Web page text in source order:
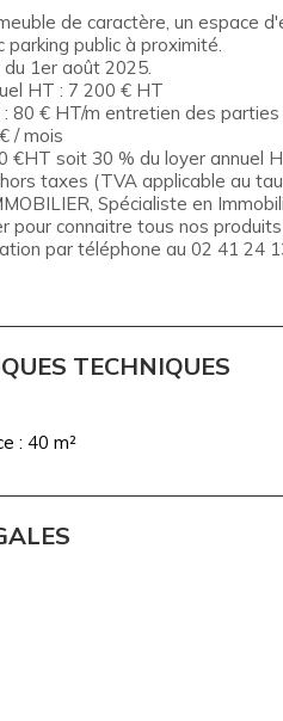
de caractère, un espace
public à proximité.
1er août 2025.
HT : 7 200 € HT
80 € HT/m entretien des parties
/ mois
€HT soit 30 % du loyer annuel
taxes (TVA applicable au
Spécialiste en
pour connaitre tous nos
par téléphone au 02 41 24
TECHNIQUES
: 40 m²